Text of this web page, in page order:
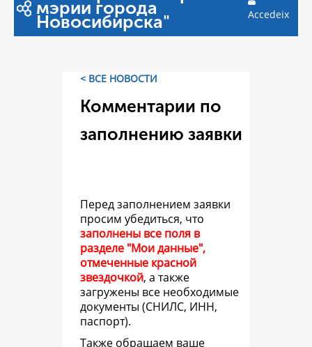
мэрии города
Новосибирска" Accedeix
< ВСЕ НОВОСТИ
Комментарии по
заполнению заявки
Перед заполнением заявки
просим убедиться, что
заполнены все поля в
разделе "Мои данные",
отмеченные красной
звездочкой, а также
загружены все необходимые
документы (СНИЛС, ИНН,
паспорт).
Также обращаем ваше